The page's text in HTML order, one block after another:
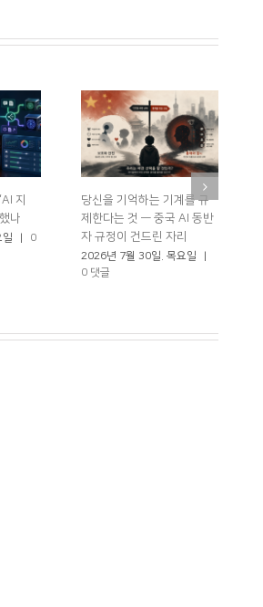
지
나
0
당신을 기억하는 기계를 규
제한다는 것 — 중국 AI 동반
자 규정이 건드린 자리
2026년 7월 30일. 목요일
0 댓글